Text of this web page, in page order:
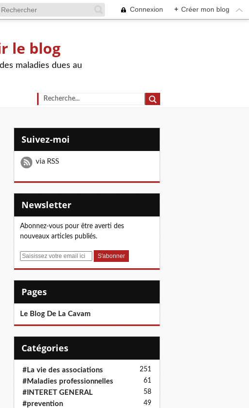
Connexion + Créer mon blog
le blog
maladies dues au
Suivez-moi
via RSS
Newsletter
Abonnez-vous pour être averti des
nouveaux articles publiés.
E
Pages
Le Blog De La Cavam
Catégories
#La vie des associations 251
#Maladies professionnelles 61
#INTERET GENERAL 58
#prevention 49